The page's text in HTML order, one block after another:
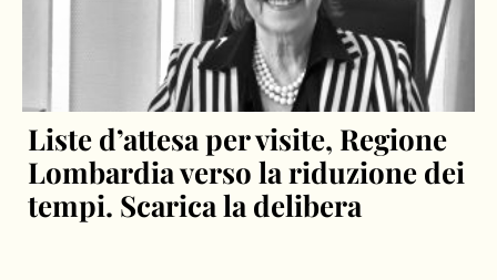
Liste d’attesa per visite, Regione
Lombardia verso la riduzione dei
tempi. Scarica la delibera